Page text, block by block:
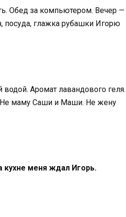
Обед за компьютером. Вечер —
посуда, глажка рубашки Игорю
Аромат лавандового геля.
Не маму Саши и Маши. Не жену
кухне меня ждал Игорь.